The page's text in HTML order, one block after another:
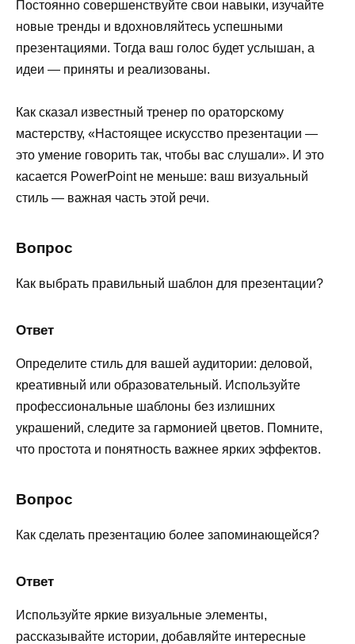
Постоянно совершенствуйте свои навыки, изучайте
новые тренды и вдохновляйтесь успешными
презентациями. Тогда ваш голос будет услышан, а
идеи — приняты и реализованы.
Как сказал известный тренер по ораторскому
мастерству, «Настоящее искусство презентации —
это умение говорить так, чтобы вас слушали». И это
касается PowerPoint не меньше: ваш визуальный
стиль — важная часть этой речи.
Вопрос
Как выбрать правильный шаблон для презентации?
Ответ
Определите стиль для вашей аудитории: деловой,
креативный или образовательный. Используйте
профессиональные шаблоны без излишних
украшений, следите за гармонией цветов. Помните,
что простота и понятность важнее ярких эффектов.
Вопрос
Как сделать презентацию более запоминающейся?
Ответ
Используйте яркие визуальные элементы,
рассказывайте истории, добавляйте интересные